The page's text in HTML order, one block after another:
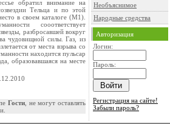
обратил внимание на
Тельца и по этой
в своем каталоге (M1).
сооответствует
разбросавшей вокруг
чудовищной силы. Газ, из
от места взрыва со
находится пульсар
образовавшаяся на месте
Гости, не могут оставлять
Необъяснимое
Народные средства
Авторизация
Логин:
Пароль:
Регистрация на сайте!
Забыли пароль?